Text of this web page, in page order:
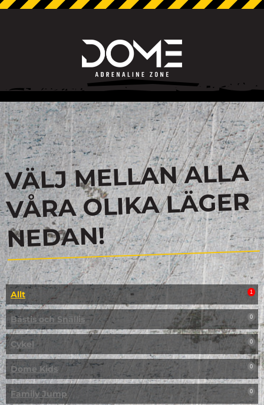
VÄLJ MELLAN ALLA
VÅRA OLIKA LÄGER
NEDAN!
Allt 1
Bästis och Snällis 0
Cykel 0
Dome Kids 0
Family Jump 0